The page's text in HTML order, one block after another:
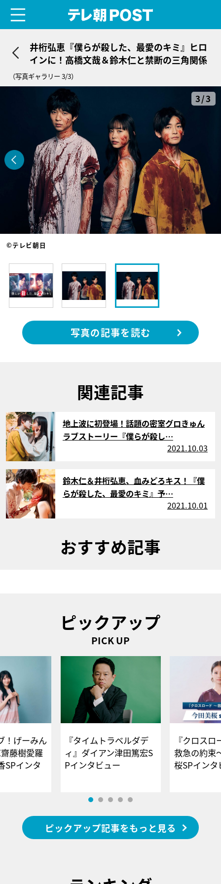
井桁弘恵『僕らが殺した、最愛のキミ』ヒロ
インに！高橋文哉＆鈴木仁と禁断の三角関係
（写真ギャラリー 3/3）
3/3
©︎テレビ朝日
写真の記事を読む
関連記事
サムネイル
地上波に初登場！話題の密室グロきゅん
ラブストーリー『僕らが殺し…
2021.10.03
サムネイル
鈴木仁＆井桁弘恵、血みどろキス！『僕
らが殺した、最愛のキミ』予…
2021.10.01
おすすめ記事
ピックアップ
PICK UP
！げーみん
藤樹愛羅
SPインタ
『タイムトラベルダデ
ィ』ダイアン津田篤宏S
Pインタビュー
『クロス
救急の約束
桜SPイ
ピックアップ記事をもっと見る